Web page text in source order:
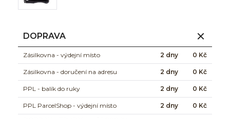
DOPRAVA
Zásilkovna - výdejní místo 2 dny 0 Kč
Zásilkovna - doručení na adresu 2 dny 0 Kč
PPL - balík do ruky 2 dny 0 Kč
PPL ParcelShop - výdejní místo 2 dny 0 Kč